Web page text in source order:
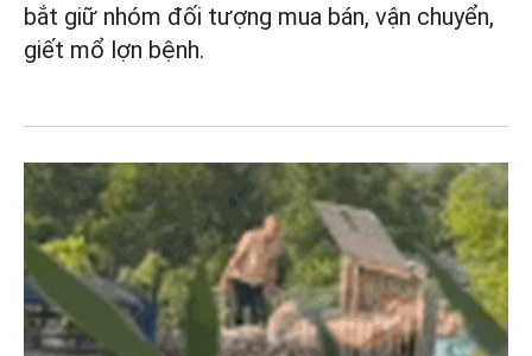
bắt giữ nhóm đối tượng mua bán, vận chuyển,
giết mổ lợn bệnh.